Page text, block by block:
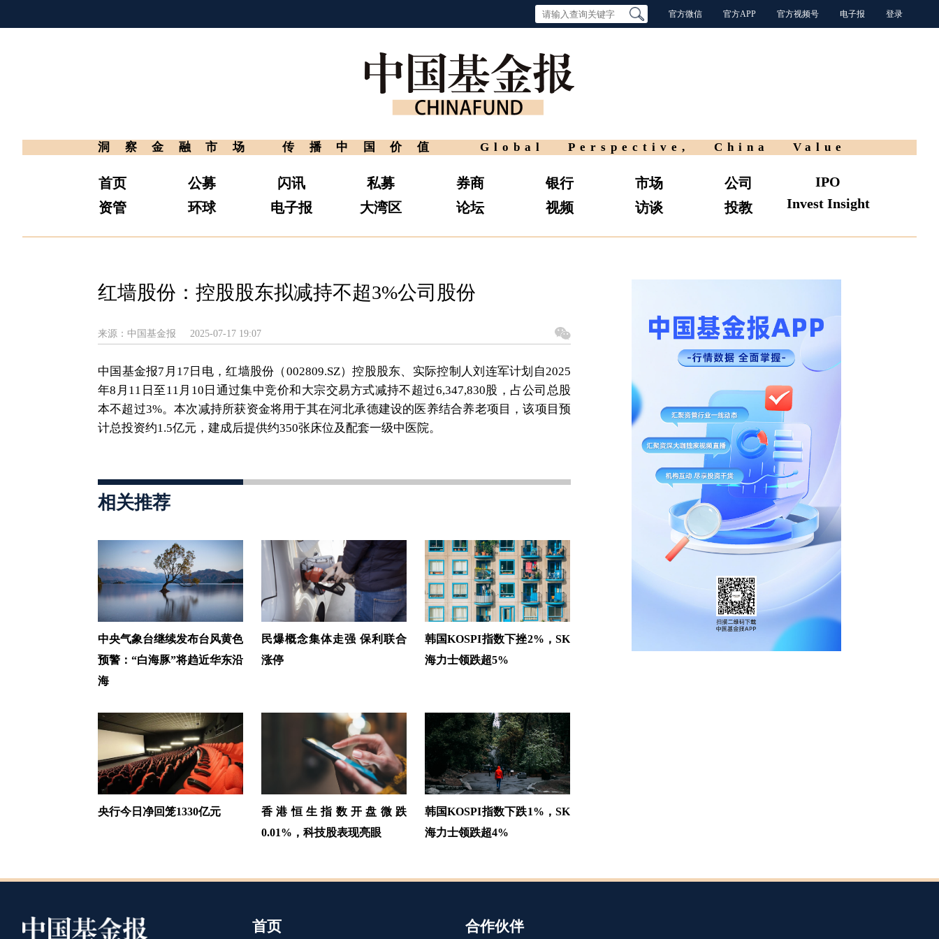
官方微信 官方APP 官方视频号 电子报 登录
洞察金融市场 传播中国价值 Global Perspective, China Value
首页
资管
公募
环球
闪讯
电子报
私募
大湾区
券商
论坛
银行
视频
市场
访谈
公司
投教
IPO
Invest Insight
红墙股份：控股股东拟减持不超3%公司股份
来源：中国基金报 2025-07-17 19:07
中国基金报7月17日电，红墙股份（002809.SZ）控股股东、实际控制人刘连军计划自2025
年8月11日至11月10日通过集中竞价和大宗交易方式减持不超过6,347,830股，占公司总股
本不超过3%。本次减持所获资金将用于其在河北承德建设的医养结合养老项目，该项目预
计总投资约1.5亿元，建成后提供约350张床位及配套一级中医院。
相关推荐
中央气象台继续发布台风黄色
预警：“白海豚”将趋近华东沿
海
民爆概念集体走强 保利联合
涨停
韩国KOSPI指数下挫2%，SK
海力士领跌超5%
央行今日净回笼1330亿元
香港恒生指数开盘微跌
0.01%，科技股表现亮眼
韩国KOSPI指数下跌1%，SK
海力士领跌超4%
首页 合作伙伴